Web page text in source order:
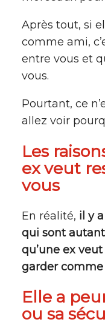
Après tout, si
comme ami,
entre vous et
vous.
Pourtant, ce
allez voir
Les
ex veut
vous
En réalité, il y
qui sont
qu’une ex
garder
Elle a
ou sa